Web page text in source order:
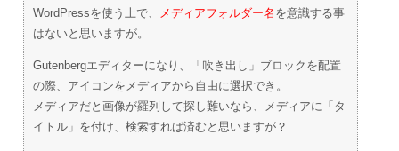
WordPressを使う上で、
メディアフォルダー名 を意識する事
はないと思いますが。
Gutenbergエディターになり、「吹き出し」ブロックを配置
の際、アイコンをメディアから自由に選択でき。
メディアだと画像が羅列して探し難いなら、メディアに「タ
イトル」を付け、検索すれば済むと思いますが？